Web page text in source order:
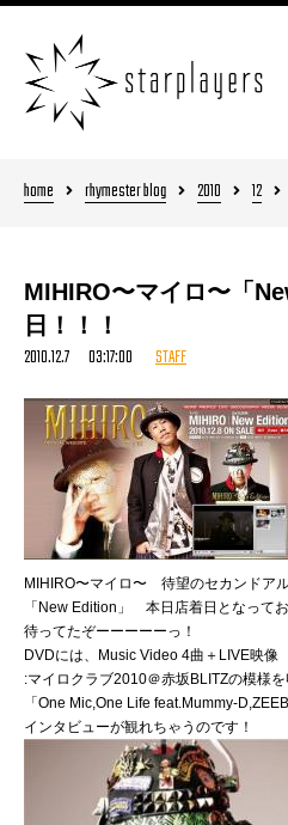
home rhymester blog 2010 12
MIHIRO〜マイロ〜「
日！！！
2010.12.7 03:17:00 STAFF
MIHIRO〜マイロ〜 待望のセカンドア
「New Edition」 本日店着日となってお
待ってたぞーーーーーっ！
DVDには、Music Video 4曲＋LIVE映像
:マイロクラブ2010＠赤坂BLITZの模様を
「One Mic,One Life feat.Mummy-
インタビューが観れちゃうのです！